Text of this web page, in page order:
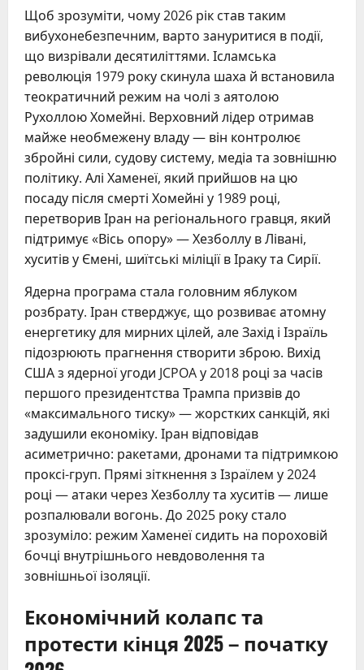
Щоб зрозуміти, чому 2026 рік став таким
вибухонебезпечним, варто зануритися в події,
що визрівали десятиліттями. Ісламська
революція 1979 року скинула шаха й встановила
теократичний режим на чолі з аятолою
Рухоллою Хомейні. Верховний лідер отримав
майже необмежену владу — він контролює
збройні сили, судову систему, медіа та зовнішню
політику. Алі Хаменеї, який прийшов на цю
посаду після смерті Хомейні у 1989 році,
перетворив Іран на регіонального гравця, який
підтримує «Вісь опору» — Хезболлу в Лівані,
хуситів у Ємені, шиїтські міліції в Іраку та Сирії.
Ядерна програма стала головним яблуком
розбрату. Іран стверджує, що розвиває атомну
енергетику для мирних цілей, але Захід і Ізраїль
підозрюють прагнення створити зброю. Вихід
США з ядерної угоди JCPOA у 2018 році за часів
першого президентства Трампа призвів до
«максимального тиску» — жорстких санкцій, які
задушили економіку. Іран відповідав
асиметрично: ракетами, дронами та підтримкою
проксі-груп. Прямі зіткнення з Ізраїлем у 2024
році — атаки через Хезболлу та хуситів — лише
розпалювали вогонь. До 2025 року стало
зрозуміло: режим Хаменеї сидить на пороховій
бочці внутрішнього невдоволення та
зовнішньої ізоляції.
Економічний колапс та
протести кінця 2025 – початку